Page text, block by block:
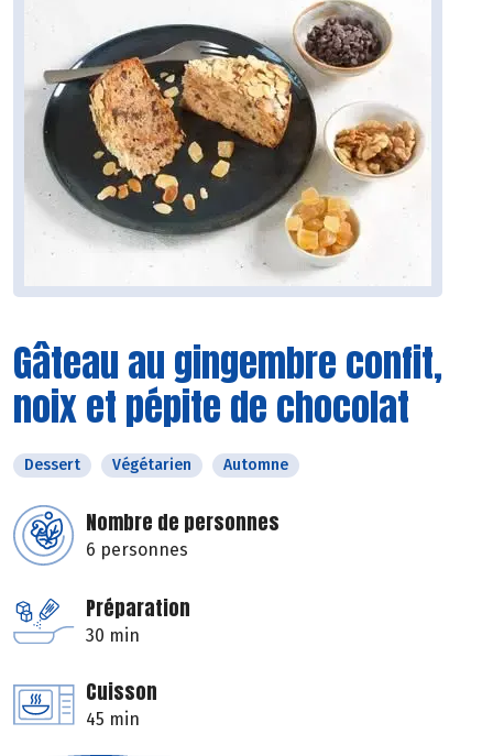
Gâteau au gingembre confit,
noix et pépite de chocolat
Dessert Végétarien Automne
Nombre de personnes
6 personnes
Préparation
30 min
Cuisson
45 min